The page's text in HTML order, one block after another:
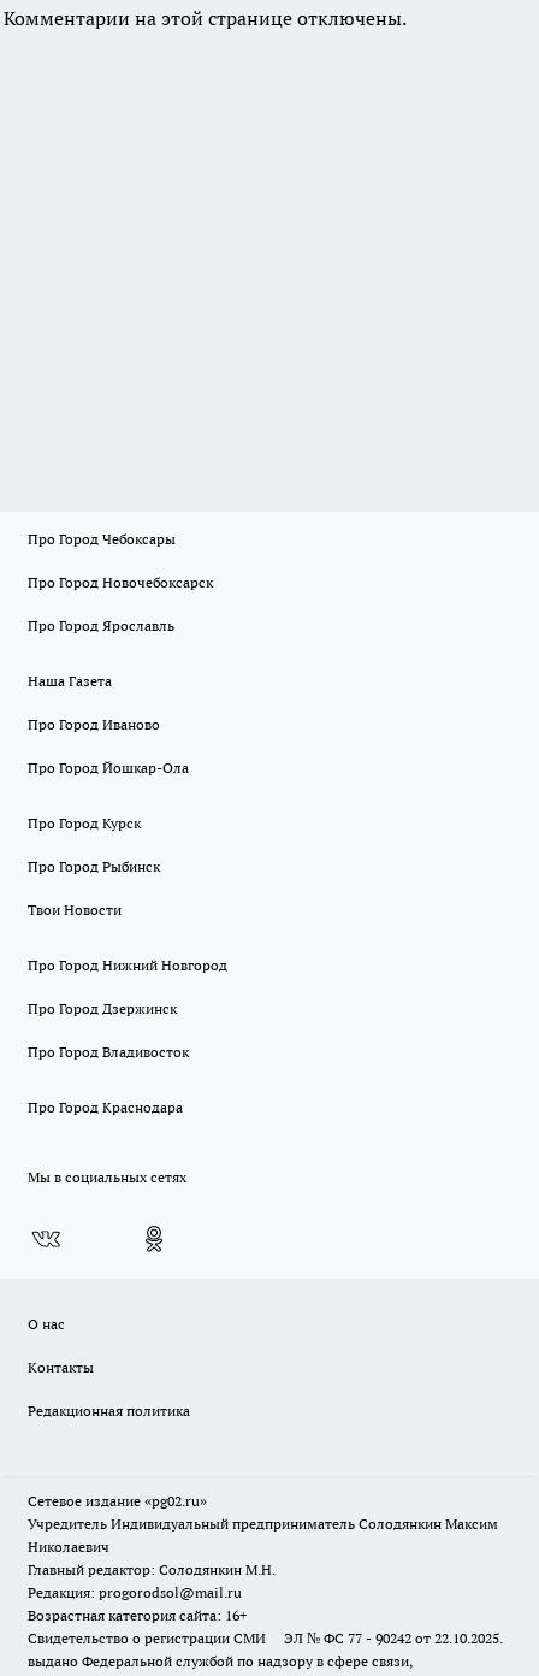
Комментарии на этой странице отключены.
Про Город Чебоксары
Про Город Новочебоксарск
Про Город Ярославль
Наша Газета
Про Город Иваново
Про Город Йошкар-Ола
Про Город Курск
Про Город Рыбинск
Твои Новости
Про Город Нижний Новгород
Про Город Дзержинск
Про Город Владивосток
Про Город Краснодара
Мы в социальных сетях
О нас
Контакты
Редакционная политика
Сетевое издание «pg02.ru»
Учредитель Индивидуальный предприниматель Солодянкин Максим
Николаевич
Главный редактор: Солодянкин М.Н.
Редакция: progorodsol@mail.ru
Возрастная категория сайта: 16+
Свидетельство о регистрации СМИ ЭЛ № ФС 77 - 90242 от 22.10.2025.
выдано Федеральной службой по надзору в сфере связи,